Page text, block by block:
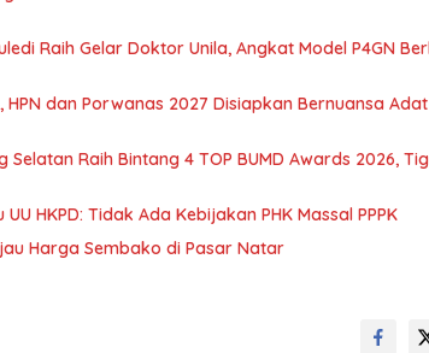
Raih Gelar Doktor Unila, Angkat Model P4GN
HPN dan Porwanas 2027 Disiapkan Bernuansa
Raih Bintang 4 TOP BUMD Awards 2026,
HKPD: Tidak Ada Kebijakan PHK Massal PPPK
Harga Sembako di Pasar Natar